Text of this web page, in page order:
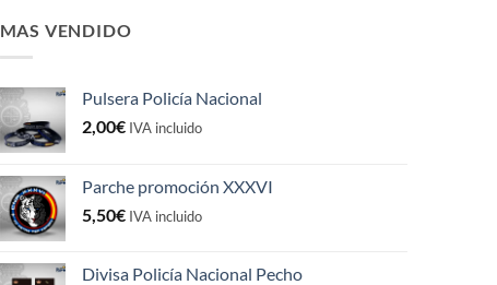
MAS VENDIDO
Pulsera Policía Nacional
2,00€ IVA incluido
Parche promoción XXXVI
5,50€ IVA incluido
Divisa Policía Nacional Pecho